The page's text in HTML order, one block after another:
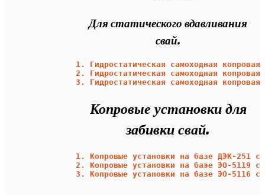
Для статического вдавливания
свай.
1. Гидростатическая самоходная
2. Гидростатическая самоходная
3. Гидростатическая самоходная
Копровые установки для
забивки свай.
1. Копровые установки на базе ДЭК-251
2. Копровые установки на баэе ЭО-5119
3. Копровые установки на базе ЭО-5116